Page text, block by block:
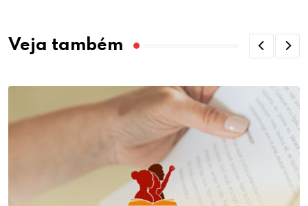
Veja também